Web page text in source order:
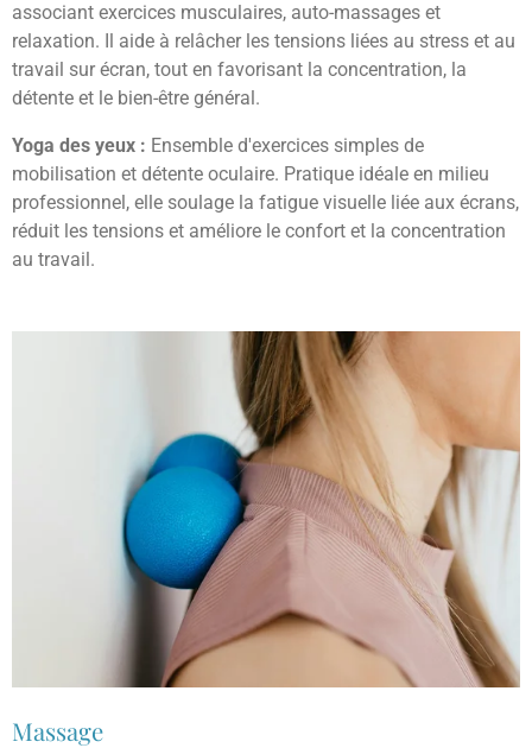
associant exercices musculaires, auto-massages et
relaxation. Il aide à relâcher les tensions liées au stress et au
travail sur écran, tout en favorisant la concentration, la
détente et le bien-être général.
Yoga des yeux : Ensemble d'exercices simples de
mobilisation et détente oculaire. Pratique idéale en milieu
professionnel, elle soulage la fatigue visuelle liée aux écrans,
réduit les tensions et améliore le confort et la concentration
au travail.
Massage